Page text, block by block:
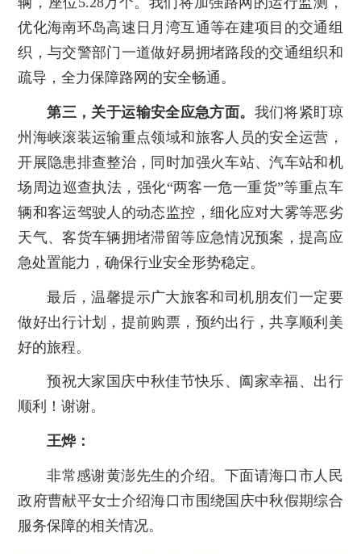
优化海南环岛高速日月湾互通等在建项目的交通组
织，与交警部门一道做好易拥堵路段的交通组织和
疏导，全力保障路网的安全畅通。
第三，关于运输安全应急方面。 我们将紧盯琼
州海峡滚装运输重点领域和旅客人员的安全运营，
开展隐患排查整治，同时加强火车站、汽车站和机
场周边巡查执法，强化“两客一危一重货”等重点车
辆和客运驾驶人的动态监控，细化应对大雾等恶劣
天气、客货车辆拥堵滞留等应急情况预案，提高应
急处置能力，确保行业安全形势稳定。
最后，温馨提示广大旅客和司机朋友们一定要
做好出行计划，提前购票，预约出行，共享顺利美
好的旅程。
预祝大家国庆中秋佳节快乐、阖家幸福、出行
顺利！谢谢。
王烨：
非常感谢黄澎先生的介绍。下面请海口市人民
政府曹献平女士介绍海口市围绕国庆中秋假期综合
服务保障的相关情况。